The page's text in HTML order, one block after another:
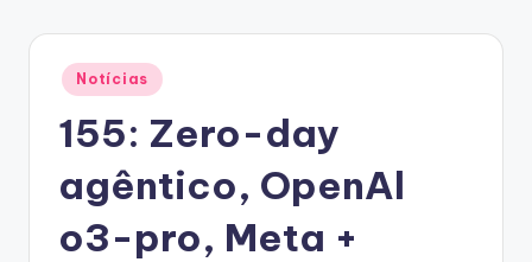
Posted
in
Notícias
155: Zero-day
agêntico, OpenAl
o3-pro, Meta +